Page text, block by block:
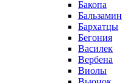
Бакопа
Бальзамин
Бархатцы
Бегония
Василек
Вербена
Виолы